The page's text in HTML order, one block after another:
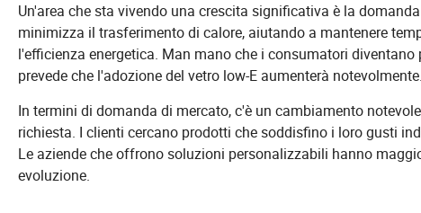
Un'area che sta vivendo una crescita significativa è la
minimizza il trasferimento di calore, aiutando a mantenere
l'efficienza energetica. Man mano che i consumatori
prevede che l'adozione del vetro low-E aumenterà notevolmente.
In termini di domanda di mercato, c'è un cambiamento
richiesta. I clienti cercano prodotti che soddisfino i loro gusti
Le aziende che offrono soluzioni personalizzabili hanno
evoluzione.